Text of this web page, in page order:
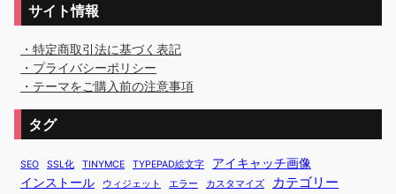
サイト情報
・特定商取引法に基づく表記
・プライバシーポリシー
・テーマをご購入前の注意事項
タグ
SEO SSL化 TINYMCE TYPEPAD絵文字
アイキャッチ画像
インストール
ウィジェット エラー カスタマイズ カテゴリー